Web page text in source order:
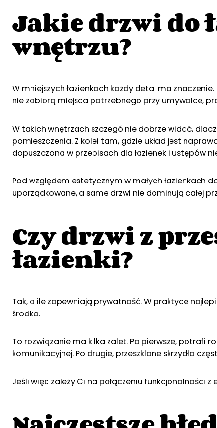
Jakie drzwi do
wnętrzu?
W mniejszych łazienkach każdy detal ma
nie zabiorą miejsca potrzebnego przy umywalce,
W takich wnętrzach szczególnie dobrze widać,
pomieszczenia. Z kolei tam, gdzie układ jest
dopuszczona w przepisach dla łazienek i ustępów
Pod względem estetycznym w małych łazienkach
uporządkowane, a same drzwi nie dominują całej
Czy drzwi z
łazienki?
Tak, o ile zapewniają prywatność. W praktyce
środka.
To rozwiązanie ma kilka zalet. Po pierwsze, potrafi
komunikacyjnej. Po drugie, przeszklone skrzydła
Jeśli więc zależy Ci na połączeniu funkcjonalności